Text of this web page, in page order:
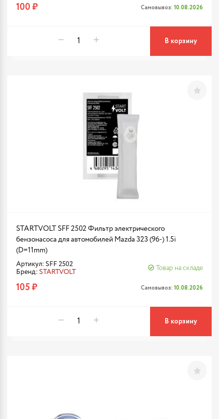
100 ₽ Самовывоз: 10.08.2026
В корзину
STARTVOLT SFF 2502 Фильтр электрического
бензонасоса для автомобилей Mazda 323 (96-) 1.5i
(D=11mm)
Артикул: SFF 2502
Бренд: STARTVOLT
Товар на складе
105 ₽ Самовывоз: 10.08.2026
В корзину